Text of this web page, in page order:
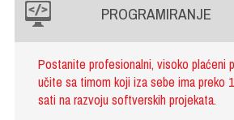
PROGRAMIRANJE
Postanite profesionalni, visoko plaćeni
učite sa timom koji iza sebe ima preko
sati na razvoju softverskih projekata.